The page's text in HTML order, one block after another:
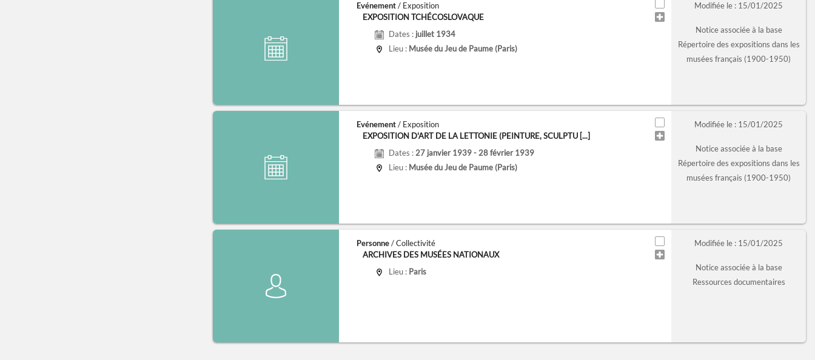
Evénement/ Exposition
EXPOSITION TCHÉCOSLOVAQUE
Dates : juillet 1934
Lieu : Musée du Jeu de Paume (Paris)
Modifiée le : 15/01/2025
Notice associée à la base
Répertoire des expositions dans les
musées français (1900-1950)
Evénement/ Exposition
EXPOSITION D'ART DE LA LETTONIE (PEINTURE, SCULPTU [...]
Dates : 27 janvier 1939 - 28 février 1939
Lieu : Musée du Jeu de Paume (Paris)
Modifiée le : 15/01/2025
Notice associée à la base
Répertoire des expositions dans les
musées français (1900-1950)
Personne/ Collectivité
ARCHIVES DES MUSÉES NATIONAUX
Lieu : Paris
Modifiée le : 15/01/2025
Notice associée à la base
Ressources documentaires